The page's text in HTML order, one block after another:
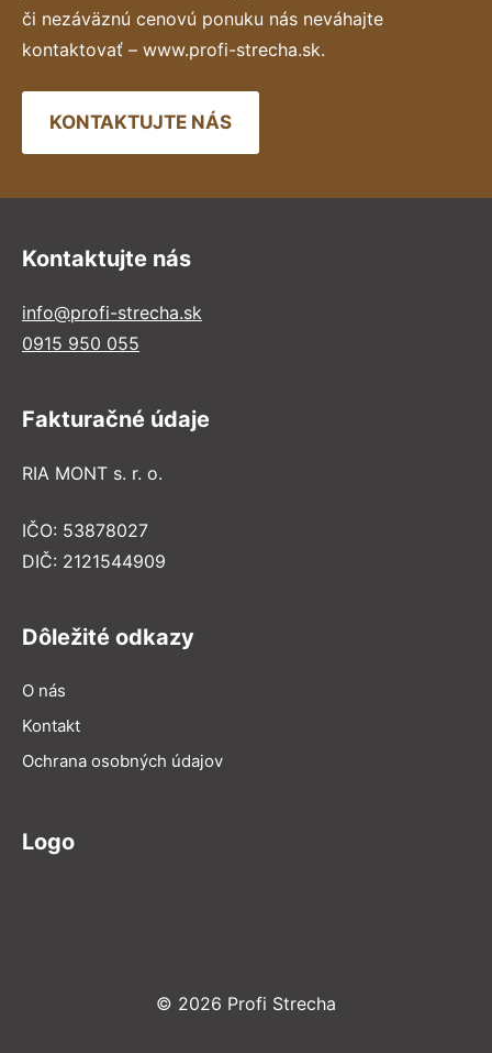
či nezáväznú cenovú ponuku nás neváhajte
kontaktovať – www.profi-strecha.sk.
KONTAKTUJTE NÁS
Kontaktujte nás
info@profi-strecha.sk
0915 950 055
Fakturačné údaje
RIA MONT s. r. o.
IČO: 53878027
DIČ: 2121544909
Dôležité odkazy
O nás
Kontakt
Ochrana osobných údajov
Logo
© 2026 Profi Strecha